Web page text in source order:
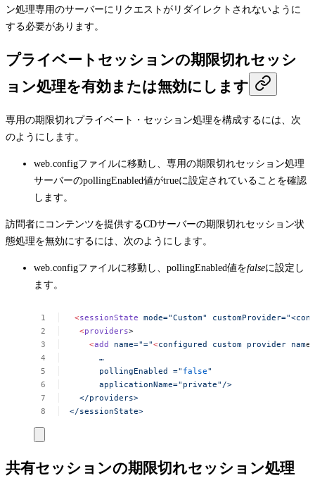
ン処理専用のサーバーにリクエストがリダイレクトされないように
する必要があります。
プライベートセッションの期限切れセッシ
ョン処理を有効または無効にします
専用の期限切れプライベート・セッション処理を構成するには、次
のようにします。
web.configファイルに移動し、専用の期限切れセッション処理
サーバーのpollingEnabled値がtrueに設定されていることを確認
します。
訪問者にコンテンツを提供するCDサーバーの期限切れセッション状
態処理を無効にするには、次のようにします。
web.configファイルに移動し、 pollingEnabled値をfalseに設定し
ます。
<sessionState mode="Custom"
<providers>
<add name="="<configured custom provider name
…
pollingEnabled
=" false"
applicationName="private"/>
</providers>
</sessionState>
共有セッションの期限切れセッション処理